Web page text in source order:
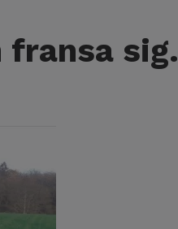
fransa sig.